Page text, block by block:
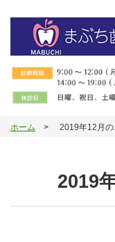
ホーム 2019年12月の
2019